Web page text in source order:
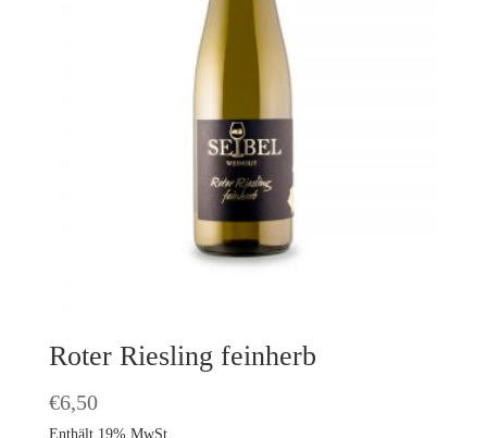
Roter Riesling feinherb
€6,50
Enthält 19% MwSt.